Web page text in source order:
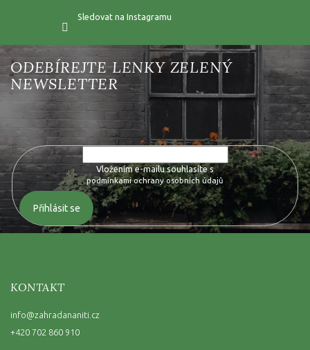
Sledovat na Instagramu
Vložte svůj e-mail a my vám budeme zasílat informace o nových
produktech na našem e-shopu.
Vložením e-mailu souhlasíte s
podmínkami ochrany osobních údajů
Přihlásit se
KONTAKT
info@zahradananiti.cz
+420 702 860 910